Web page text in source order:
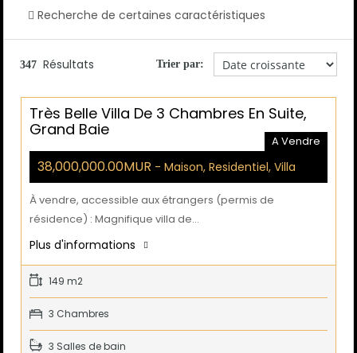
Recherche de certaines caractéristiques
347 Résultats Trier par:
Très Belle Villa De 3 Chambres En Suite,
Grand Baie
A Vendre
38,000,000.00MUR - Maison, Residentiel, Villa
À vendre, accessible aux étrangers (permis de
résidence) : Magnifique villa de…
Plus d'informations
149 m2
3 Chambres
3 Salles de bain